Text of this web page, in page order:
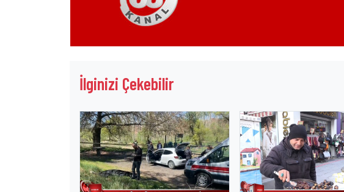
İlginizi Çekebilir